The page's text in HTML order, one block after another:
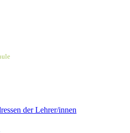
der Lehrer/innen